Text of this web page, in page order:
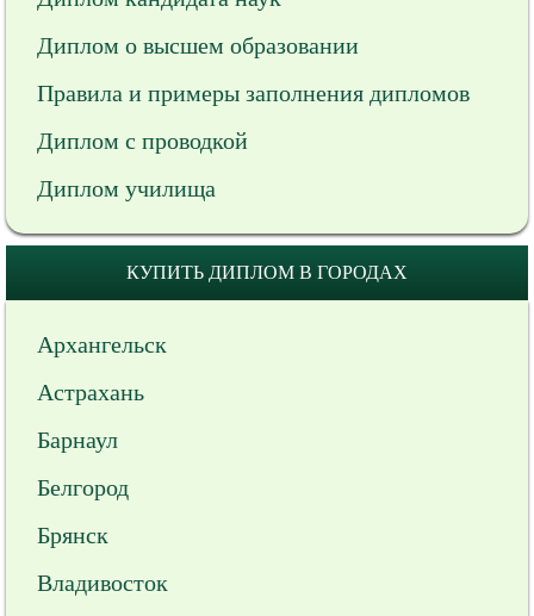
Диплом о высшем образовании
Правила и примеры заполнения дипломов
Диплом с проводкой
Диплом училища
КУПИТЬ ДИПЛОМ В ГОРОДАХ
Архангельск
Астрахань
Барнаул
Белгород
Брянск
Владивосток